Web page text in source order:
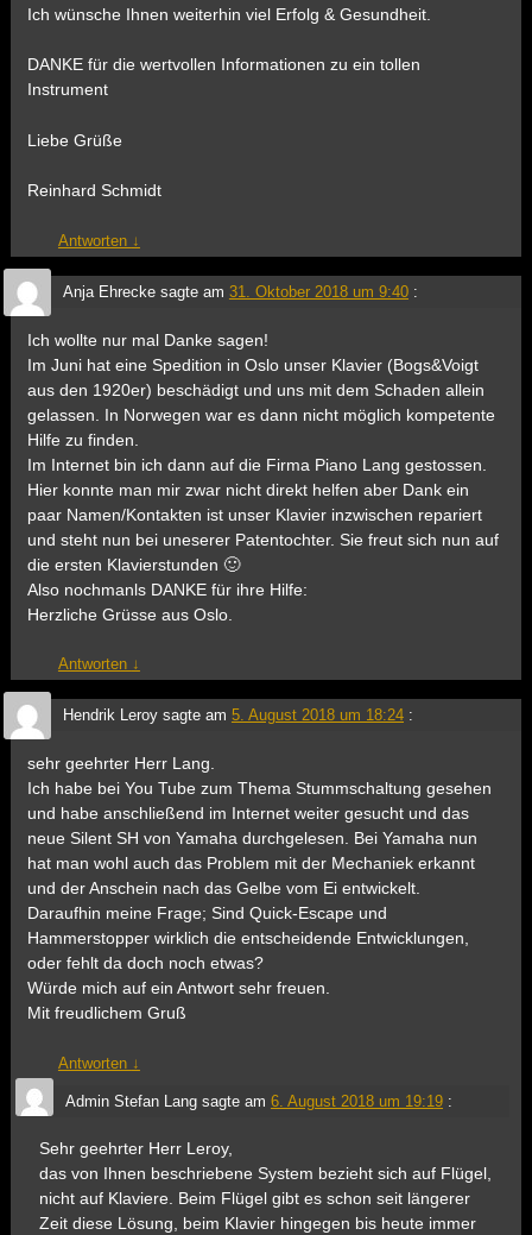
Ich wünsche Ihnen weiterhin viel Erfolg & Gesundheit.
DANKE für die wertvollen Informationen zu ein tollen
Instrument
Liebe Grüße
Reinhard Schmidt
Antworten ↓
Anja Ehreckesagte am 31. Oktober 2018 um 9:40 :
Ich wollte nur mal Danke sagen!
Im Juni hat eine Spedition in Oslo unser Klavier (Bogs&Voigt
aus den 1920er) beschädigt und uns mit dem Schaden allein
gelassen. In Norwegen war es dann nicht möglich kompetente
Hilfe zu finden.
Im Internet bin ich dann auf die Firma Piano Lang gestossen.
Hier konnte man mir zwar nicht direkt helfen aber Dank ein
paar Namen/Kontakten ist unser Klavier inzwischen repariert
und steht nun bei uneserer Patentochter. Sie freut sich nun auf
die ersten Klavierstunden 🙂
Also nochmanls DANKE für ihre Hilfe:
Herzliche Grüsse aus Oslo.
Antworten ↓
Hendrik Leroysagte am 5. August 2018 um 18:24 :
sehr geehrter Herr Lang.
Ich habe bei You Tube zum Thema Stummschaltung gesehen
und habe anschließend im Internet weiter gesucht und das
neue Silent SH von Yamaha durchgelesen. Bei Yamaha nun
hat man wohl auch das Problem mit der Mechaniek erkannt
und der Anschein nach das Gelbe vom Ei entwickelt.
Daraufhin meine Frage; Sind Quick-Escape und
Hammerstopper wirklich die entscheidende Entwicklungen,
oder fehlt da doch noch etwas?
Würde mich auf ein Antwort sehr freuen.
Mit freudlichem Gruß
Antworten ↓
Admin Stefan Langsagte am 6. August 2018 um 19:19 :
Sehr geehrter Herr Leroy,
das von Ihnen beschriebene System bezieht sich auf Flügel,
nicht auf Klaviere. Beim Flügel gibt es schon seit längerer
Zeit diese Lösung, beim Klavier hingegen bis heute immer